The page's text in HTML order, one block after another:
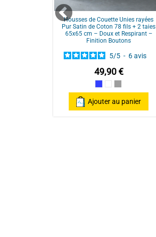
Utile(0) Signaler
Housses de Couette Unies rayées
Pur Satin de Coton 78 fils + 2 taies
65x65 cm – Doux et Respirant –
Finition Boutons
5/5 - 6avis
49,90 €
BleuBlancGris souris
Ajouter au panier